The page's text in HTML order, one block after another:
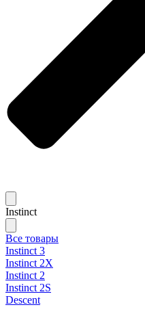
Instinct
Все товары
Instinct 3
Instinct 2X
Instinct 2
Instinct 2S
Descent